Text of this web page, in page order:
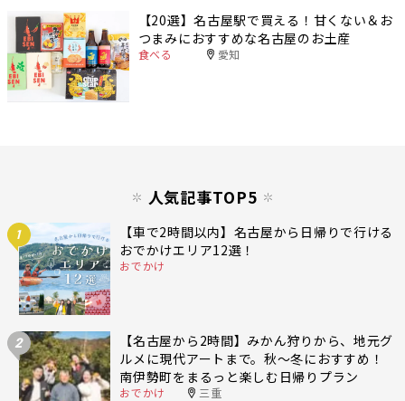
【20選】名古屋駅で買える！甘くない＆お
つまみにおすすめな名古屋のお土産
食べる 愛知
人気記事TOP5
1
【車で2時間以内】名古屋から日帰りで行ける
おでかけエリア12選！
おでかけ
2
【名古屋から2時間】みかん狩りから、地元グ
ルメに現代アートまで。秋〜冬におすすめ！
南伊勢町をまるっと楽しむ日帰りプラン
おでかけ 三重